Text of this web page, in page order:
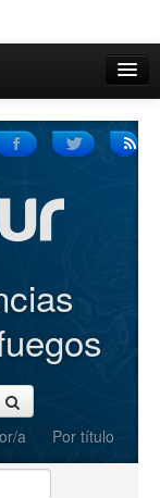
a Por título